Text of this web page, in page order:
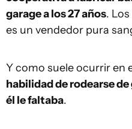
garage a los 27 años.
es un vendedor pura
Y como suele ocurrir en
habilidad de rodearse
él le faltaba.